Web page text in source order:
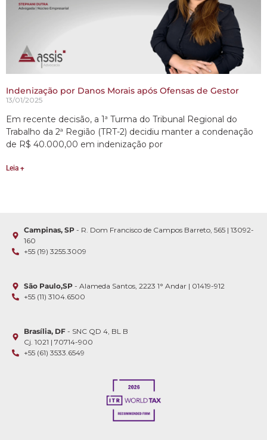
Indenização por Danos Morais após Ofensas de Gestor
13/01/2025
Em recente decisão, a 1ª Turma do Tribunal Regional do
Trabalho da 2ª Região (TRT-2) decidiu manter a condenação
de R$ 40.000,00 em indenização por
Leia +
Campinas, SP - R. Dom Francisco de Campos Barreto, 565 | 13092-
160
+55 (19) 3255.3009
São Paulo,SP - Alameda Santos, 2223 1° Andar | 01419-912
+55 (11) 3104.6500
Brasília, DF - SNC QD 4, BL B
Cj. 1021 | 70714-900
+55 (61) 3533.6549